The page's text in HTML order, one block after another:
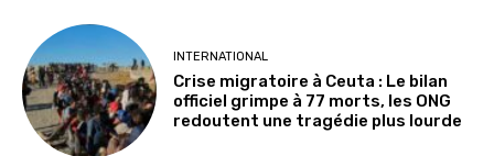
INTERNATIONAL
Crise migratoire à Ceuta : Le bilan
officiel grimpe à 77 morts, les ONG
redoutent une tragédie plus lourde